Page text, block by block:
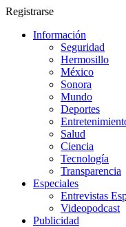
Registrarse
Información
Seguridad
Hermosillo
México
Sonora
Mundo
Deportes
Salud
Ciencia
Tecnología
Transparencia
Especiales
Entrevistas
Videopodcast
Publicidad